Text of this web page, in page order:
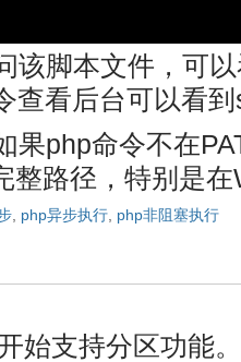
该脚本文件，可
查看后台可以看
果php命令不在
整路径，特别是
php异步执行 php非阻塞执行
始支持分区功能